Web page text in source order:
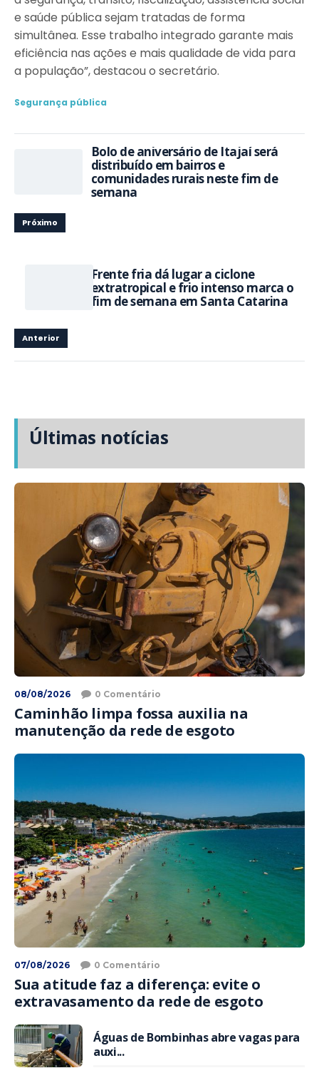
e saúde pública sejam tratadas de forma
simultânea. Esse trabalho integrado garante mais
eficiência nas ações e mais qualidade de vida para
a população”, destacou o secretário.
Segurança pública
Bolo de aniversário de Itajaí será
distribuído em bairros e
comunidades rurais neste fim de
semana
Próximo
Frente fria dá lugar a ciclone
extratropical e frio intenso marca o
fim de semana em Santa Catarina
Anterior
Últimas notícias
08/08/2026 0 Comentário
Caminhão limpa fossa auxilia na
manutenção da rede de esgoto
07/08/2026 0 Comentário
Sua atitude faz a diferença: evite o
extravasamento da rede de esgoto
Águas de Bombinhas abre vagas para
auxi...